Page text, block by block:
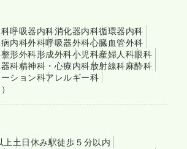
呼吸器内科消化器内科循環器内科
内科外科呼吸器外科心臓血管外科
整形外科形成外科小児科産婦人科眼科
科精神科・心療内科放射線科麻酔科
ション科アレルギー科
上 土日休み駅徒歩５分以内